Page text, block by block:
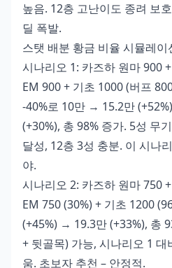
높음. 12층 고난이도 종려 보
딜 폭발.
스탯 배분 황금 비율 시뮬레이
시나리오 1: 카즈하 원마 900
EM 900 + 기초 1000 (버프
-40%로 10만 → 15.2만
(+30%), 총 98% 증가. 5성 무
달성, 12층 3성 충분. 이 시나
야.
시나리오 2: 카즈하 원마 750
EM 750 (30%) + 기초 1200
(+45%) → 19.3만 (+33%), 총
+ 뒷골목) 가능, 시나리오 1 대
움. 초보자 추천 – 안정적.